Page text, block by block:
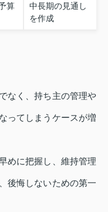
算
中長期の見通し
を作成
なく、持ち主の管理や
ってしまうケースが増
めに把握し、維持管理
後悔しないための第一